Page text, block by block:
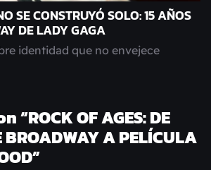
SE CONSTRUYÓ SOLO: 15 AÑOS
DE LADY GAGA
identidad que no envejece
“ROCK OF AGES: DE
BROADWAY A PELÍCULA
”